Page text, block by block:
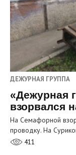
ДЕЖУРНАЯ ГРУППА
«Дежурная
взорвался
На Семафорной
проводку. На
411